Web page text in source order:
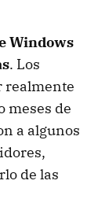
Windows
. Los
realmente
meses de
a algunos
de las